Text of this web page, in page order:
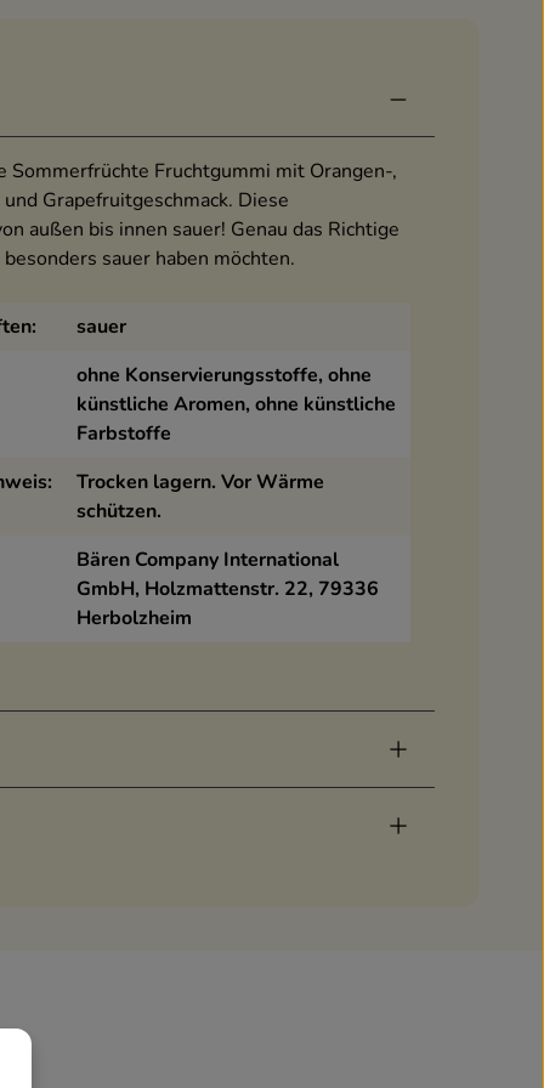
Sommerfrüchte Fruchtgummi mit Orangen-,
Grapefruitgeschmack. Diese
außen bis innen sauer! Genau das Richtige
sauer haben möchten.
sauer
ohne Konservierungsstoffe, ohne
künstliche Aromen, ohne künstliche
Farbstoffe
Trocken lagern. Vor Wärme
schützen.
Bären Company International
GmbH, Holzmattenstr. 22, 79336
Herbolzheim